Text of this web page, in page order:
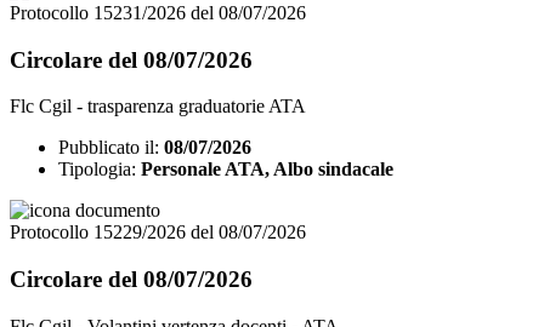
Protocollo 15231/2026 del 08/07/2026
Circolare del 08/07/2026
Flc Cgil - trasparenza graduatorie ATA
Pubblicato il: 08/07/2026
Tipologia: Personale ATA, Albo sindacale
Protocollo 15229/2026 del 08/07/2026
Circolare del 08/07/2026